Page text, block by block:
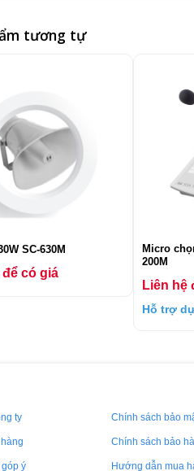
tương tự
SC-630M
để có giá
Micro
200M
Liên hệ
Hỗ trợ
ty
ý
Chính sách bảo
Chính sách bảo
Hướng dẫn mua